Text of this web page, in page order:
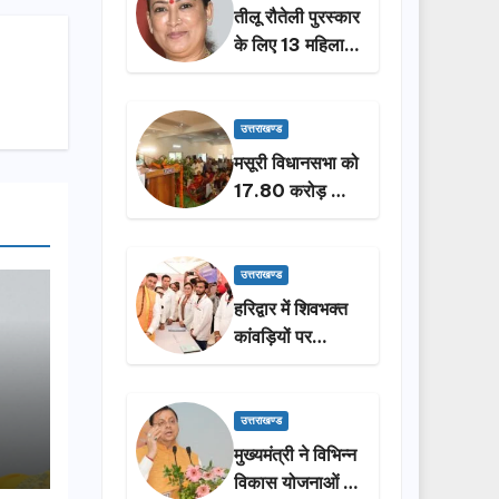
तीलू रौतेली पुरस्कार
के लिए 13 महिलाओं
का चयन, 35
कार्यकर्तियां भी होंगी
सम्मानित…
उत्तराखण्ड
मसूरी विधानसभा को
17.80 करोड़ की
विकास योजनाओं की
ने किया लोकार्पण-
शिलान्यास.
उत्तराखण्ड
हरिद्वार में शिवभक्त
कांवड़ियों पर
पुष्पवर्षा, मुख्यमंत्री
प्रक्षालन…
उत्तराखण्ड
मुख्यमंत्री ने विभिन्न
विकास योजनाओं के